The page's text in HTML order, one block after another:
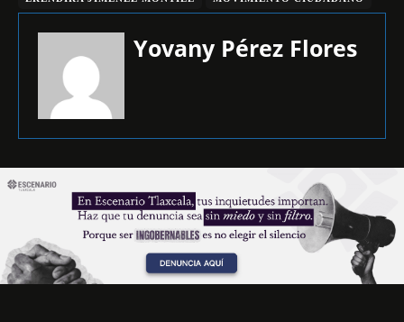
Yovany Pérez Flores